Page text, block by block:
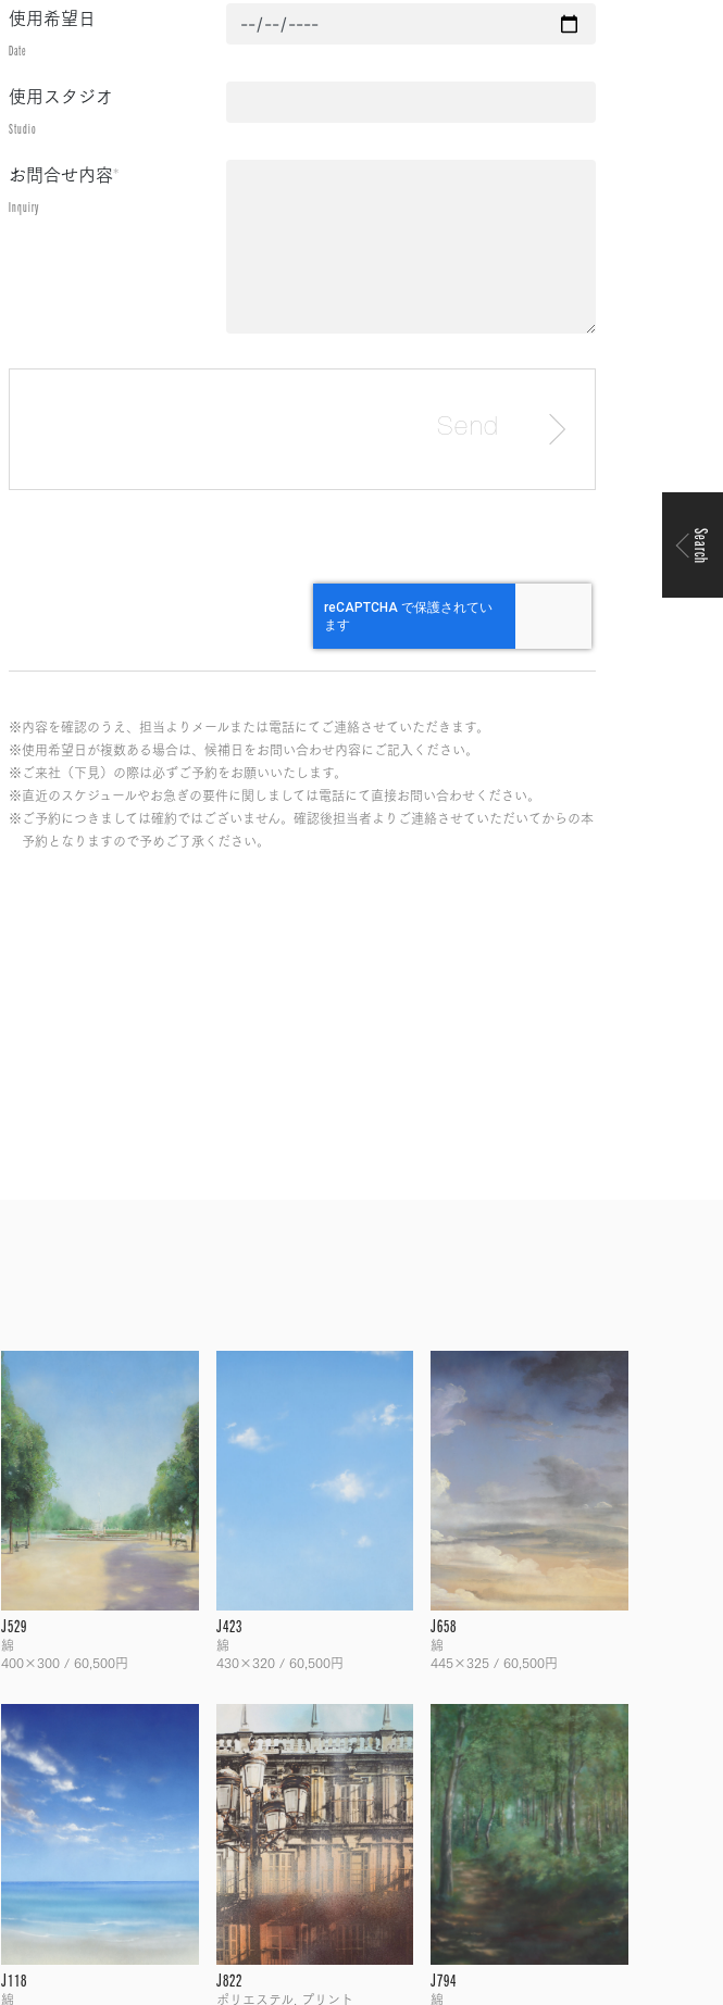
使用希望日
Date
使用スタジオ
Studio
お問合せ内容*
Inquiry
※内容を確認のうえ、担当よりメールまたは電話にてご連絡させていただきます。
※使用希望日が複数ある場合は、候補日をお問い合わせ内容にご記入ください。
※ご来社（下見）の際は必ずご予約をお願いいたします。
※直近のスケジュールやお急ぎの要件に関しましては電話にて直接お問い合わせください。
※ご予約につきましては確約ではございません。確認後担当者よりご連絡させていただいてからの本
予約となりますので予めご了承ください。
J529
綿
400×300 / 60,500円
J423
綿
430×320 / 60,500円
J658
綿
445×325 / 60,500円
J118
綿
J822
ポリエステル, プリント
J794
綿
Search